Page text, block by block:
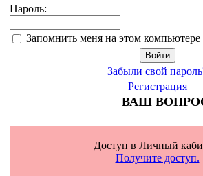
Пароль:
Запомнить меня на этом компьютере
Забыли свой
Регистрация
ВАШ
Доступ в Личный
Получите доступ.